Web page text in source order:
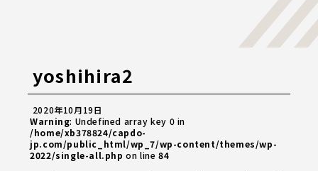
yoshihira2
2020年10月19日
Warning: Undefined array key 0 in
/home/xb378824/capdo-
jp.com/public_html/wp_7/wp-content/themes/wp-
2022/single-all.php on line84